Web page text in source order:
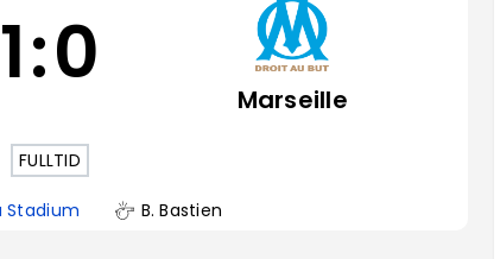
1:0 Marseille
FULLTID
Stadium B. Bastien